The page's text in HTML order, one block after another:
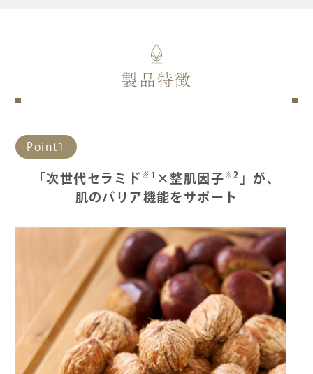
製品特徴
Point1
「次世代セラミド※1 ×整肌因子※2」が、
肌のバリア機能をサポート